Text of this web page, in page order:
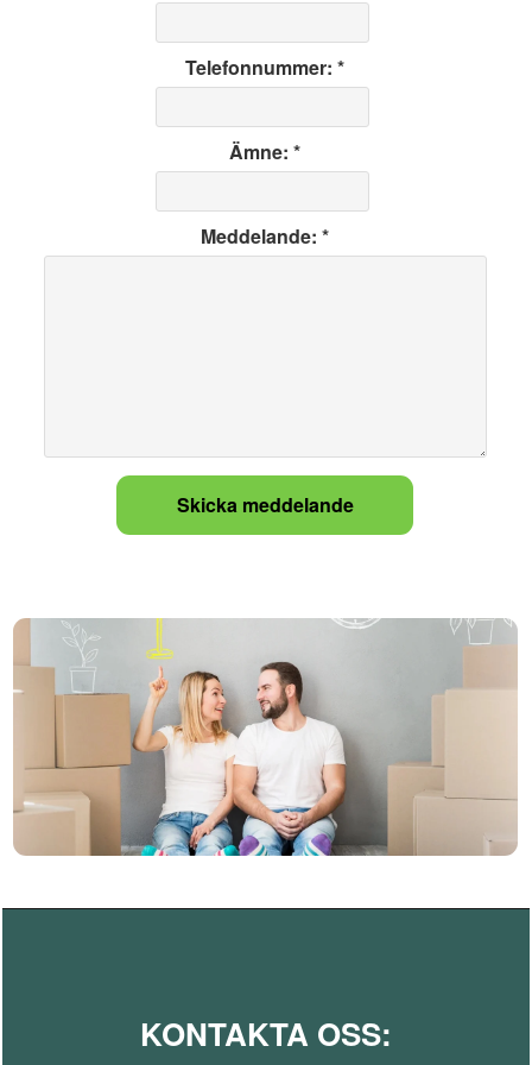
Telefonnummer: *
Ämne: *
Meddelande: *
KONTAKTA OSS: